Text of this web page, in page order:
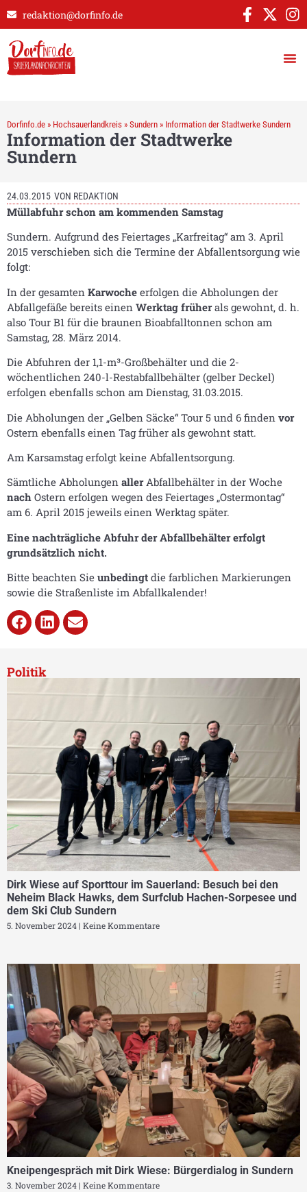
redaktion@dorfinfo.de
Dorfinfo.de » Hochsauerlandkreis » Sundern » Information der Stadtwerke Sundern
Information der Stadtwerke
Sundern
24.03.2015 VON REDAKTION
Müllabfuhr schon am kommenden Samstag
Sundern. Aufgrund des Feiertages „Karfreitag“ am 3. April
2015 verschieben sich die Termine der Abfallentsorgung wie
folgt:
In der gesamten Karwoche erfolgen die Abholungen der
Abfallgefäße bereits einen Werktag früherals gewohnt, d. h.
also Tour B1 für die braunen Bioabfalltonnen schon am
Samstag, 28. März 2014.
Die Abfuhren der 1,1-m³-Großbehälter und die 2-
wöchentlichen 240-l-Restabfallbehälter (gelber Deckel)
erfolgen ebenfalls schon am Dienstag, 31.03.2015.
Die Abholungen der „Gelben Säcke“ Tour 5 und 6 finden vor
Ostern ebenfalls einen Tag früher als gewohnt statt.
Am Karsamstag erfolgt keine Abfallentsorgung.
Sämtliche Abholungen allerAbfallbehälter in der Woche
nach Ostern erfolgen wegen des Feiertages „Ostermontag“
am 6. April 2015 jeweils einen Werktag später.
Eine nachträgliche Abfuhr der Abfallbehälter erfolgt
grundsätzlich nicht.
Bitte beachten Sie unbedingt die farblichen Markierungen
sowie die Straßenliste im Abfallkalender!
Politik
Dirk Wiese auf Sporttour im Sauerland: Besuch bei den
Neheim Black Hawks, dem Surfclub Hachen-Sorpesee und
dem Ski Club Sundern
5. November 2024 Keine Kommentare
Kneipengespräch mit Dirk Wiese: Bürgerdialog in Sundern
3. November 2024 Keine Kommentare